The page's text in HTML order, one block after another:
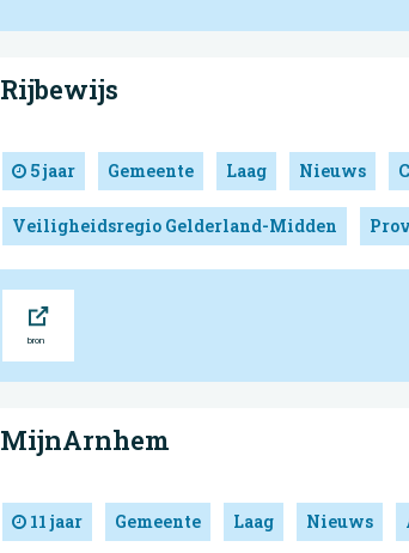
Rijbewijs
5 jaar Gemeente Laag Nieuws
Veiligheidsregio Gelderland-Midden
MijnArnhem
11 jaar Gemeente Laag Nieuws